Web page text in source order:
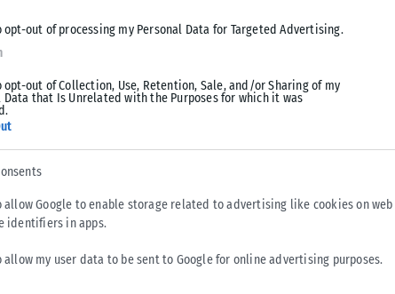
opt-out of processing my Personal Data for Targeted Advertising.
opt-out of Collection, Use, Retention, Sale, and/or Sharing of my
Data that Is Unrelated with the Purposes for which it was
allow Google to enable storage related to advertising like cookies on web
identifiers in apps.
allow my user data to be sent to Google for online advertising purposes.
να επαναληφθεί εύκολα, ενώ ο πρόεδρος του UFC, Ντέινα
μία φορά στη ζωή».
αναμένεται να στρέψει ξανά την προσοχή του στα
των ισχυρότερων οικονομιών του κόσμου στο πλαίσιο